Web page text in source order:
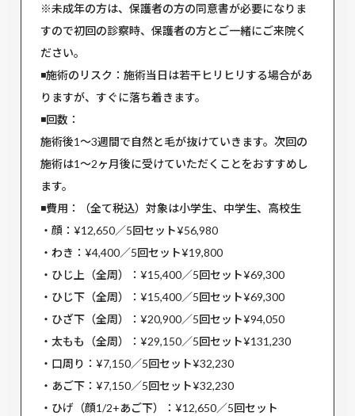
※未成年の方は、保護者の方の同意書が必要になりま
すので初回の診察時、保護者の方とご一緒にご来院く
ださい。
◾️施術のリスク：施術当日は若干ヒリヒリする場合があ
りますが、すぐに落ち着きます。
◾️回数：
施術後1～3週間で自然と毛が抜けていきます。次回の
施術は1～2ヶ月後に受けていただくことをおすすめし
ます。
◾️費用：（全て税込）対象は小学生、中学生、高校生
・顔：¥12,650／5回セット¥56,980
・わき：¥4,400／5回セット¥19,800
・ひじ上（全周）：¥15,400／5回セット¥69,300
・ひじ下（全周）：¥15,400／5回セット¥69,300
・ひざ下（全周）：¥20,900／5回セット¥94,050
・太もも（全周）：¥29,150／5回セット¥131,230
・口周り：¥7,150／5回セット¥32,230
・あご下：¥7,150／5回セット¥32,230
・ひげ（顔1/2+あご下）：¥12,650／5回セット